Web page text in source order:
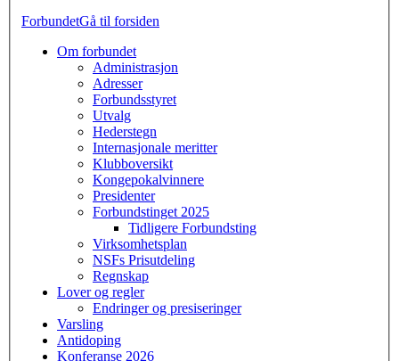
ForbundetGå til forsiden
Om forbundet
Administrasjon
Adresser
Forbundsstyret
Utvalg
Hederstegn
Internasjonale meritter
Klubboversikt
Kongepokalvinnere
Presidenter
Forbundstinget 2025
Tidligere Forbundsting
Virksomhetsplan
NSFs Prisutdeling
Regnskap
Lover og regler
Endringer og presiseringer
Varsling
Antidoping
Konferanse 2026